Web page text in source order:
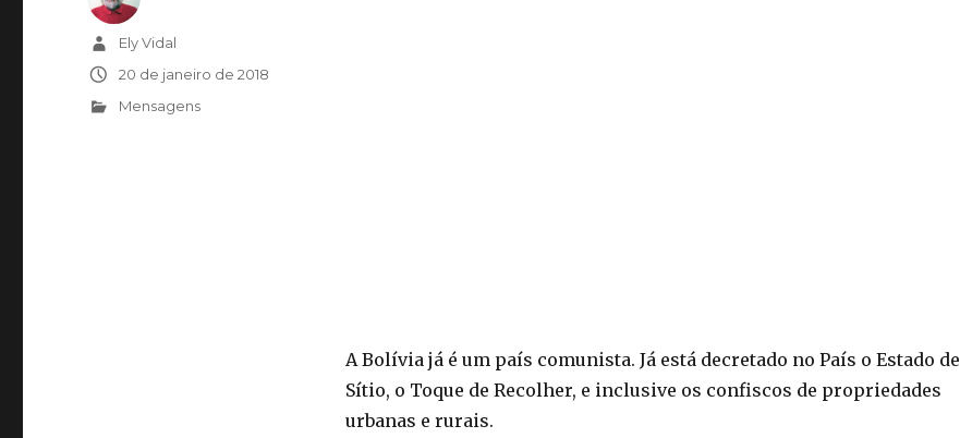
A Bolívia já é um país comunista. Já está decretado no País o Estado de
Sítio, o Toque de Recolher, e inclusive os confiscos de propriedades
urbanas e rurais.
AutorEly Vidal
Publicado
em
20 de janeiro de 2018
Categorias
Mensagens